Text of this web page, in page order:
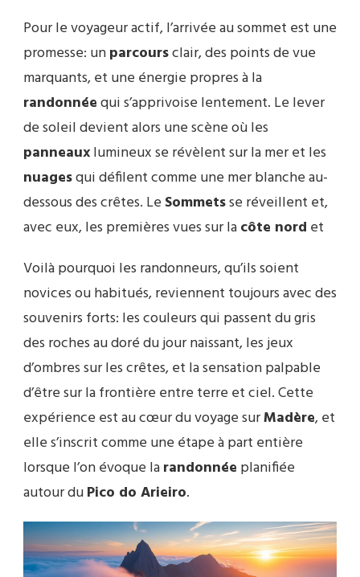
Pour le voyageur actif, l’arrivée au sommet est une
promesse: unparcoursclair, des points de vue
marquants, et une énergie propres à la
randonnéequi s’apprivoise lentement. Le lever
de soleil devient alors une scène où les
panneauxlumineux se révèlent sur la mer et les
nuagesqui défilent comme une mer blanche au-
dessous des crêtes. Le Sommetsse réveillent et,
avec eux, les premières vues sur lacôte nord et
Voilà pourquoi les randonneurs, qu’ils soient
novices ou habitués, reviennent toujours avec des
souvenirs forts: les couleurs qui passent du gris
des roches au doré du jour naissant, les jeux
d’ombres sur les crêtes, et la sensation palpable
d’être sur la frontière entre terre et ciel. Cette
expérience est au cœur du voyage surMadère, et
elle s’inscrit comme une étape à part entière
lorsque l’on évoque larandonnée planifiée
autour duPico do Arieiro.